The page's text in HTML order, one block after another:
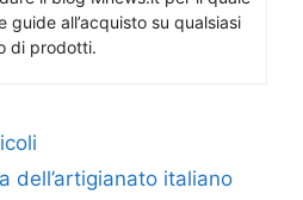
guide all’acquisto su qualsiasi
di prodotti.
dell’artigianato italiano